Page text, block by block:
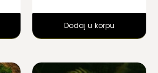
Dodaj u korpu